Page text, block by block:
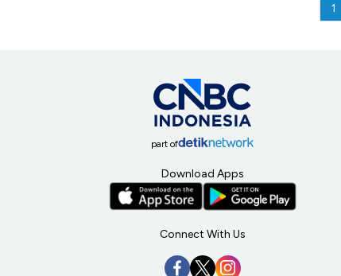
1
part of
Download Apps
Connect With Us